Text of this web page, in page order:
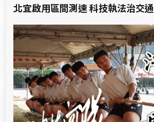
北宜啟用區間測速 科技執法治交通